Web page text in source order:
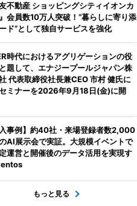
友不動産 ショッピングシティイオンカ
会員数10万人突破！“暮らしに寄り添
ド”として独自サービスを強化
時代におけるアグリゲーションの役
題して、エナジープールジャパン株
代表取締役社長兼CEO 市村 健氏に
ミナーを2026年9月18日(金)に開
入事例】約40社・来場登録者数2,000
AI展示会で実証。大規模イベントで
運営と開催後のデータ活用を実現す
もっと見る